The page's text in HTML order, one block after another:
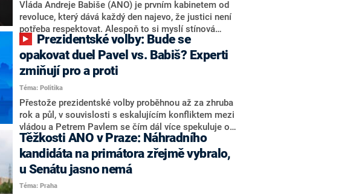
o případné kandidatuře kohokoliv ze zmíněné trojice
značně pochybuje. Podle něj současná koalice dosud
nemá osobu, která by Pavlovi mohla konkurovat.
Vláda Andreje Babiše (ANO) je prvním kabinetem od
revoluce, který dává každý den najevo, že justici není
potřeba respektovat. Alespoň to si myslí stínová
ministryně spravedlnosti ODS Eva Decroix. V
rozhovoru pro CNN Prima NEWS si nebrala servítky
ohledně politického výkonu svého nástupce Jeronýma
Tejce (za ANO) či vládní zmocněnkyně pro lidská
práva Taťány Malé (ANO). Označením „svoloč“ na
adresu vlády prý byla ještě hodná. Decroix se také
vrátila k volební porážce koalice Spolu či promluvila o
hnutí Naše Česko Martina Kuby.
opakovat duel Pavel vs. Babiš? Experti
zmiňují pro a proti
Téma: Politika
Přestože prezidentské volby proběhnou až za zhruba
rok a půl, v souvislosti s eskalujícím konfliktem mezi
vládou a Petrem Pavlem se čím dál více spekuluje o
tom, koho by do bitvy o Hrad mohla vyslat současná
koalice. Někteří političtí komentátoři znovu vytahují
jméno premiéra Andreje Babiše (ANO). Jak moc je
pravděpodobné, že se v prezidentských volbách 2028
bude znovu opakovat souboj z roku 2023?
Těžkosti ANO v Praze: Náhradního
kandidáta na primátora zřejmě vybralo,
u Senátu jasno nemá
Téma: Praha